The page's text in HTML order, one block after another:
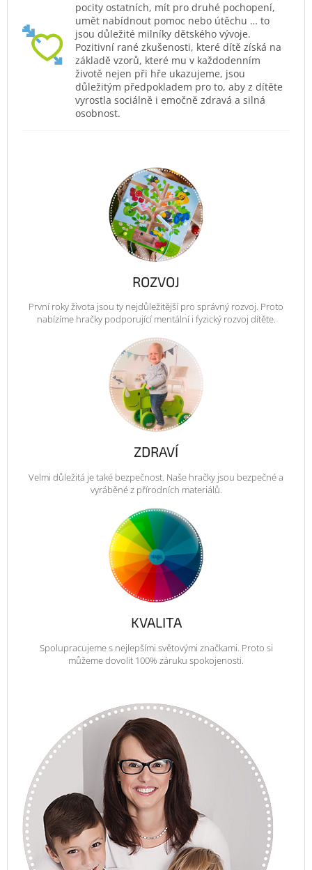
pocity ostatních, mít pro druhé pochopení,
umět nabídnout pomoc nebo útěchu … to
jsou důležité milníky dětského vývoje.
Pozitivní rané zkušenosti, které dítě získá na
základě vzorů, které mu v každodenním
životě nejen při hře ukazujeme, jsou
důležitým předpokladem pro to, aby z dítěte
vyrostla sociálně i emočně zdravá a silná
osobnost.
ROZVOJ
První roky života jsou ty nejdůležitější pro správný rozvoj. Proto
nabízíme hračky podporující mentální i fyzický rozvoj dítěte.
ZDRAVÍ
Velmi důležitá je také bezpečnost. Naše hračky jsou bezpečné a
vyráběné z přírodních materiálů.
KVALITA
Spolupracujeme s nejlepšími světovými značkami. Proto si
můžeme dovolit 100% záruku spokojenosti.